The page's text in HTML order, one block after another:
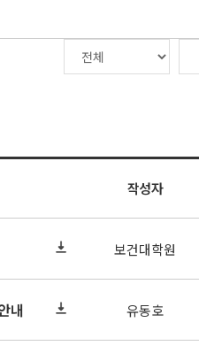
작성자
보건대학원
내 유동호